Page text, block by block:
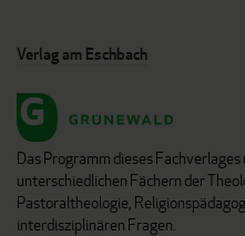
Verlag am Eschbach
Das Programm dieses
unterschiedlichen Fächern der
Pastoraltheologie,
interdisziplinären Fragen.